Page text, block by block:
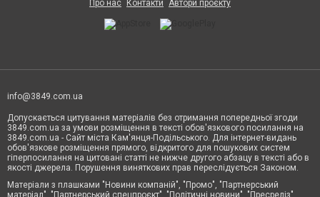
Про нас Контакти Автори проєкту
info@3849.com.ua
Допускається цитування матеріалів без отримання попередньої згоди
3849.com.ua за умови розміщення в тексті обов'язкового посилання на
3849.com.ua - Сайт міста Кам'янця-Подільського. Для інтернет-видань
обов'язкове розміщення прямого, відкритого для пошукових систем
гіперпосилання на цитовані статті не нижче другого абзацу в тексті або в
якості джерела. Порушення виняткових прав переслідується Законом.
Матеріали з плашками "Новини компаній", "Промо", "Партнерський